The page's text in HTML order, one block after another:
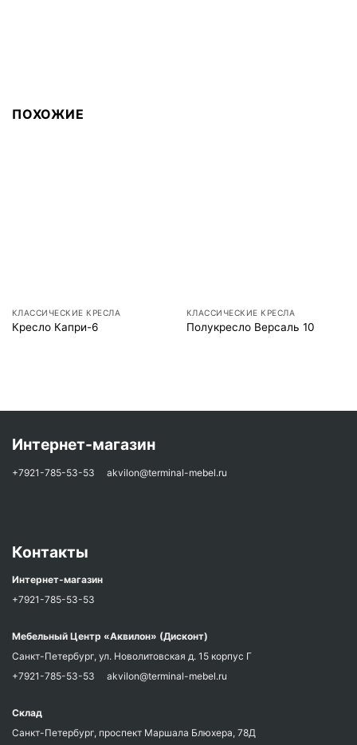
ПОХОЖИЕ
КЛАССИЧЕСКИЕ КРЕСЛА
Кресло Капри-6
КЛАССИЧЕСКИЕ КРЕСЛА
Полукресло Версаль 10
Интернет-магазин
+7921-785-53-53 akvilon@terminal-mebel.ru
Контакты
Интернет-магазин
+7921-785-53-53
Мебельный Центр «Аквилон» (Дисконт)
Санкт-Петербург, ул. Новолитовская д. 15 корпус Г
+7921-785-53-53 akvilon@terminal-mebel.ru
Склад
Санкт-Петербург, проспект Маршала Блюхера, 78Д